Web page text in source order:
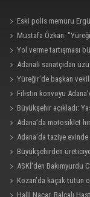
Eski polis memuru
görüntüleri ortaya çıktı
Mustafa Özkan:
süreç başlatıldı"
Yol verme tartışması
yürüdü
Adanalı sanatçıdan
Yüreğir’de başkan
Filistin konvoyu
Büyükşehir açıkladı:
Adana’da motosiklet
verecektim”
Adana’da taziye
yerine sevk edildi
Büyükşehirden
ASKİ'den Bakımyurdu
Kozan’da kaçak tütün
Halil Nacar, Balcalı